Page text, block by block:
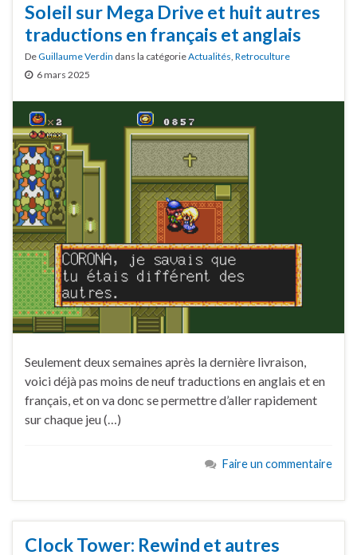
Soleil sur Mega Drive et huit autres
traductions en français et anglais
DeGuillaume Verdin dans la catégorieActualités, Retroculture
6 mars 2025
Seulement deux semaines après la dernière livraison,
voici déjà pas moins de neuf traductions en anglais et en
français, et on va donc se permettre d’aller rapidement
sur chaque jeu (…)
Faire un commentaire
Clock Tower: Rewind et autres